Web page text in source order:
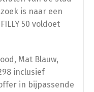
is naar een
50 voldoet
Mat Blauw,
inclusief
in bijpassende